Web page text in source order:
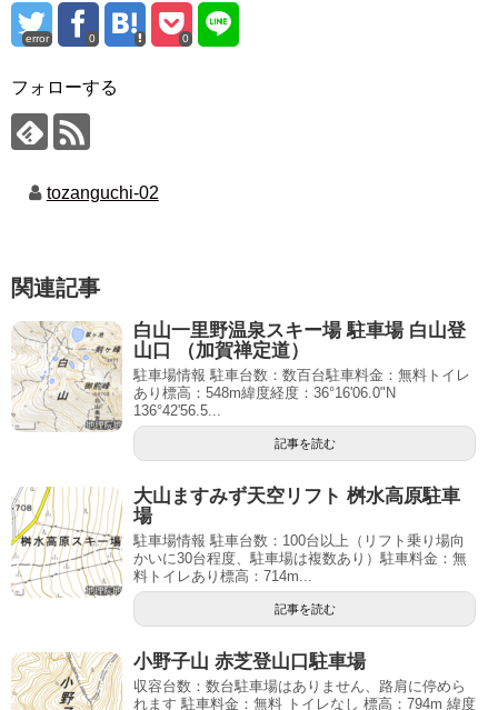
error 0 0
フォローする
tozanguchi-02
関連記事
白山一里野温泉スキー場 駐車場 白山登
山口 （加賀禅定道）
駐車場情報 駐車台数：数百台駐車料金：無料トイレ
あり標高：548m緯度経度：36°16'06.0"N
136°42'56.5...
記事を読む
大山ますみず天空リフト 桝水高原駐車
場
駐車場情報 駐車台数：100台以上（リフト乗り場向
かいに30台程度、駐車場は複数あり）駐車料金：無
料トイレあり標高：714m...
記事を読む
小野子山 赤芝登山口駐車場
収容台数：数台駐車場はありません、路肩に停めら
れます 駐車料金：無料 トイレなし 標高：794m 緯度